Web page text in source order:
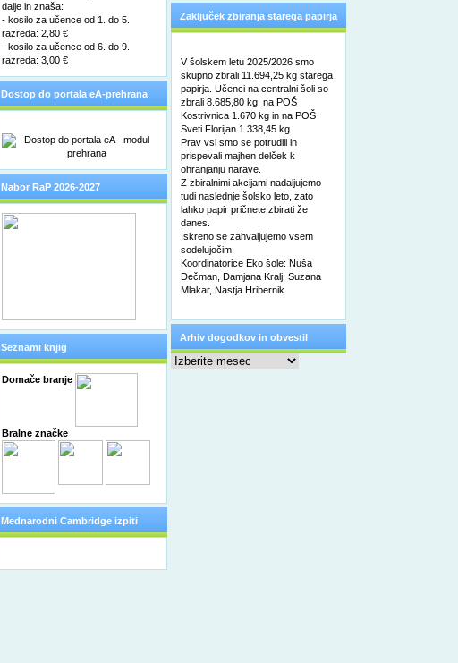
dalje in znaša:
- kosilo za učence od 1. do 5.
razreda: 2,80 €
- kosilo za učence od 6. do 9.
razreda: 3,00 €
Dostop do portala eA-prehrana
Nabor RaP 2026-2027
Seznami knjig
Domače branje
Bralne značke
Mednarodni Cambridge izpiti
Zaključek zbiranja starega papirja
V šolskem letu 2025/2026 smo
skupno zbrali 11.694,25 kg starega
papirja. Učenci na centralni šoli so
zbrali 8.685,80 kg, na POŠ
Kostrivnica 1.670 kg in na POŠ
Sveti Florijan 1.338,45 kg.
Prav vsi smo se potrudili in
prispevali majhen delček k
ohranjanju narave.
Z zbiralnimi akcijami nadaljujemo
tudi naslednje šolsko leto, zato
lahko papir pričnete zbirati že
danes.
Iskreno se zahvaljujemo vsem
sodelujočim.
Koordinatorice Eko šole: Nuša
Dečman, Damjana Kralj, Suzana
Mlakar, Nastja Hribernik
Arhiv dogodkov in obvestil
Arhiv
dogodkov